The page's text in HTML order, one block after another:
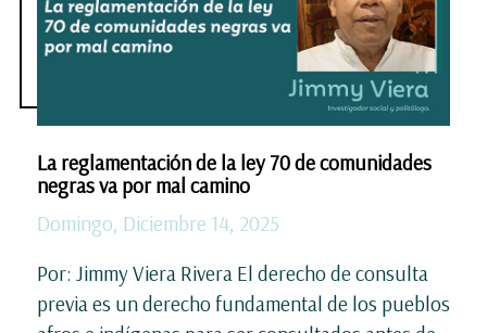
La reglamentación de la ley 70 de comunidades
negras va por mal camino
Domingo, Diciembre 14, 2025
Por: Jimmy Viera Rivera El derecho de consulta
previa es un derecho fundamental de los pueblos